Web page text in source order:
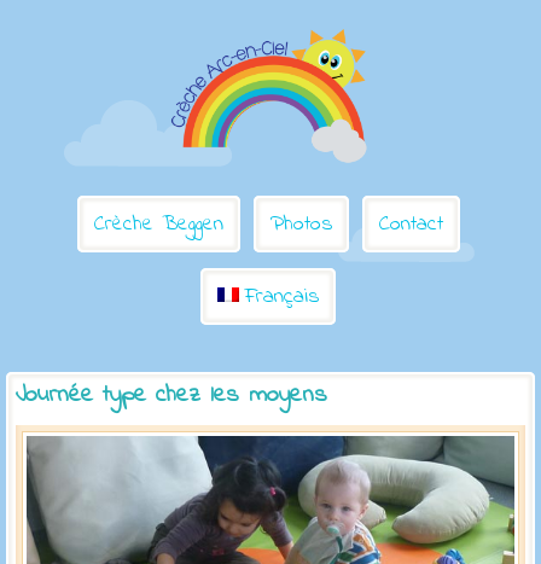
Crèche Beggen Photos Contact
Français
Journée type chez les moyens